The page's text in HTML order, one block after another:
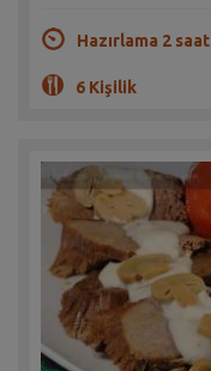
Hazırlama 2 saat
6 Kişilik